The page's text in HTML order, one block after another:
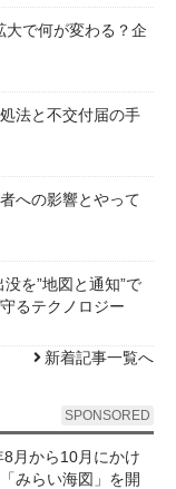
大で何が変わる？企
法と不交付届の手
への影響とやって
を”地図と通知”で
るテクノロジー
新着記事一覧へ
SPONSORED
月から10月にかけ
みらい海図」を開